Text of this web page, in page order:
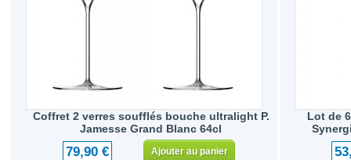
Coffret 2 verres soufflés bouche ultralight P.
Jamesse Grand Blanc 64cl
79,90 € Ajouter au panier
Lot de